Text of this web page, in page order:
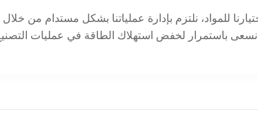
للمواد، نلتزم بإدارة عملياتنا بشكل مستدام من
نسعى باستمرار لخفض استهلاك الطاقة في عمليات